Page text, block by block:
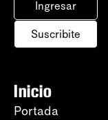
Ingresar
Suscribite
Inicio
Portada